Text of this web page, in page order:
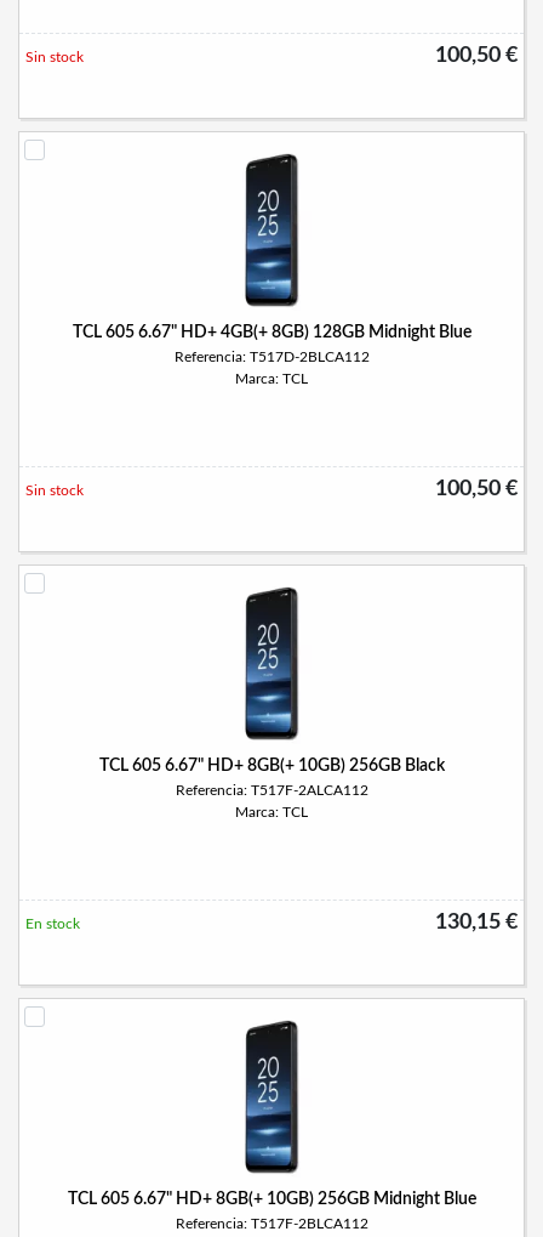
100,50 €
Sin stock
TCL 605 6.67" HD+ 4GB(+ 8GB) 128GB Midnight Blue
Referencia: T517D-2BLCA112
Marca: TCL
100,50 €
Sin stock
TCL 605 6.67" HD+ 8GB(+ 10GB) 256GB Black
Referencia: T517F-2ALCA112
Marca: TCL
130,15 €
En stock
TCL 605 6.67" HD+ 8GB(+ 10GB) 256GB Midnight Blue
Referencia: T517F-2BLCA112